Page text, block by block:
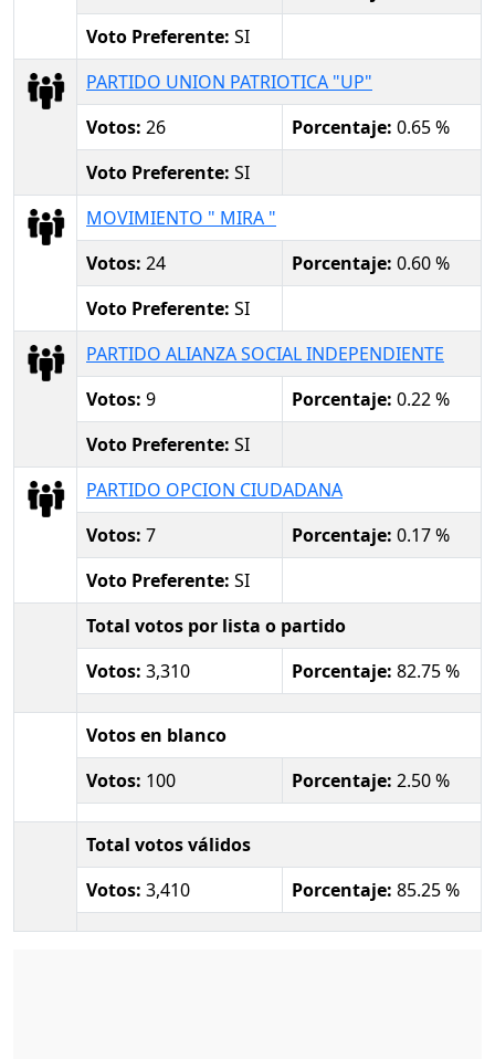
Voto Preferente: SI
PARTIDO UNION PATRIOTICA "UP"
Votos: 26 Porcentaje: 0.65 %
Voto Preferente: SI
MOVIMIENTO " MIRA "
Votos: 24 Porcentaje: 0.60 %
Voto Preferente: SI
PARTIDO ALIANZA SOCIAL INDEPENDIENTE
Votos: 9 Porcentaje: 0.22 %
Voto Preferente: SI
PARTIDO OPCION CIUDADANA
Votos: 7 Porcentaje: 0.17 %
Voto Preferente: SI
Total votos por lista o partido
Votos: 3,310 Porcentaje: 82.75 %
Votos en blanco
Votos: 100 Porcentaje: 2.50 %
Total votos válidos
Votos: 3,410 Porcentaje: 85.25 %